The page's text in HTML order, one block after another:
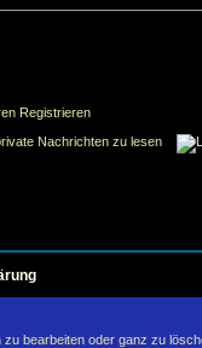
Registrieren
Nachrichten zu lesen
bearbeiten oder ganz zu